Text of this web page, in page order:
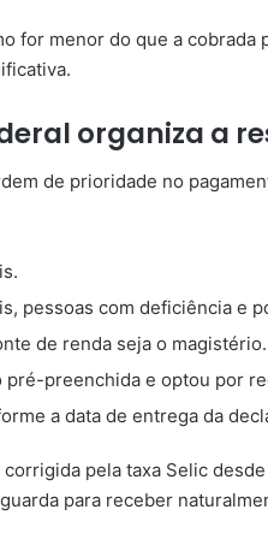
for menor do que a cobrada
organiza a
de prioridade no
pessoas com deficiência e
de renda seja o magistério.
pré-preenchida e optou por
a data de entrega da
pela taxa Selic
para receber